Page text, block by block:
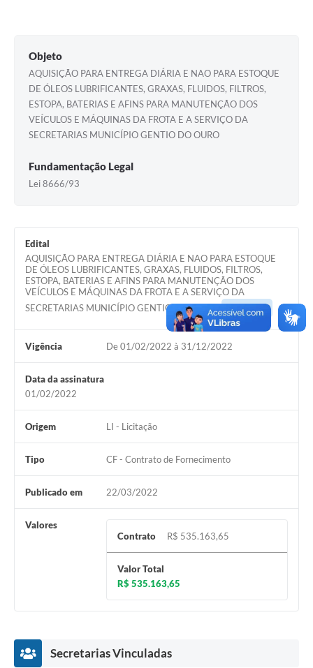
Telefones Úteis
Transparência
Jornal
Objeto
AQUISIÇÃO PARA ENTREGA DIÁRIA E NAO PARA ESTOQUE
DE ÓLEOS LUBRIFICANTES, GRAXAS, FLUIDOS, FILTROS,
ESTOPA, BATERIAS E AFINS PARA MANUTENÇÃO DOS
VEÍCULOS E MÁQUINAS DA FROTA E A SERVIÇO DA
SECRETARIAS MUNICÍPIO GENTIO DO OURO
Fundamentação Legal
Lei 8666/93
Edital
AQUISIÇÃO PARA ENTREGA DIÁRIA E NAO PARA ESTOQUE
DE ÓLEOS LUBRIFICANTES, GRAXAS, FLUIDOS, FILTROS,
ESTOPA, BATERIAS E AFINS PARA MANUTENÇÃO DOS
VEÍCULOS E MÁQUINAS DA FROTA E A SERVIÇO DA
SECRETARIAS MUNICÍPIO GENTIO DO OURO
Acessar
Vigência De 01/02/2022 à 31/12/2022
Data da assinatura
01/02/2022
Origem LI - Licitação
Tipo CF - Contrato de Fornecimento
Publicado em 22/03/2022
Valores
Contrato
R$ 535.163,65
Valor Total
R$ 535.163,65
Secretarias Vinculadas